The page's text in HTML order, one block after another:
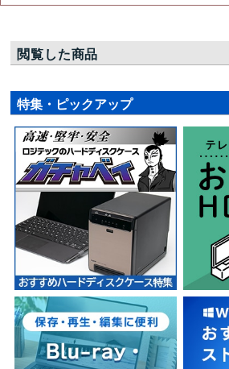
閲覧した商品
特集・ピックアップ